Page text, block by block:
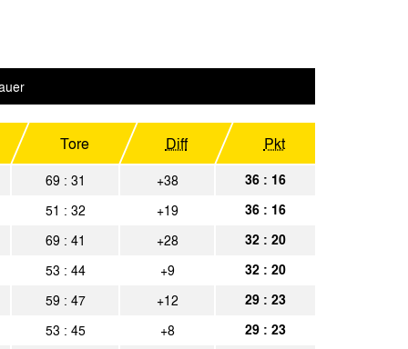
Spielbericht
Spielbericht
Spielbericht
Spielbericht
Spielbericht
Spielbericht
Spielbericht
Tore Diff Pkt
69 : 31 +38 36 : 16
51 : 32 +19 36 : 16
69 : 41 +28 32 : 20
53 : 44 +9 32 : 20
59 : 47 +12 29 : 23
53 : 45 +8 29 : 23